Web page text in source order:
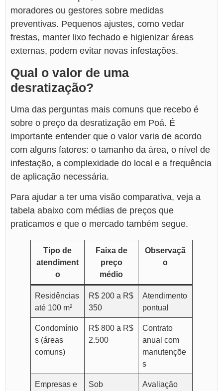
moradores ou gestores sobre medidas
preventivas. Pequenos ajustes, como vedar
frestas, manter lixo fechado e higienizar áreas
externas, podem evitar novas infestações.
Qual o valor de uma
desratização?
Uma das perguntas mais comuns que recebo é
sobre o preço da desratização em Poá. É
importante entender que o valor varia de acordo
com alguns fatores: o tamanho da área, o nível de
infestação, a complexidade do local e a frequência
de aplicação necessária.
Para ajudar a ter uma visão comparativa, veja a
tabela abaixo com médias de preços que
praticamos e que o mercado também segue.
Tipo de
atendiment
o
Faixa de
preço
médio
Observaçã
o
Residências
até 100 m²
R$ 200 a R$
350
Atendimento
pontual
Condomínio
s (áreas
comuns)
R$ 800 a R$
2.500
Contrato
anual com
manutençõe
s
Empresas e
Sob
Avaliação